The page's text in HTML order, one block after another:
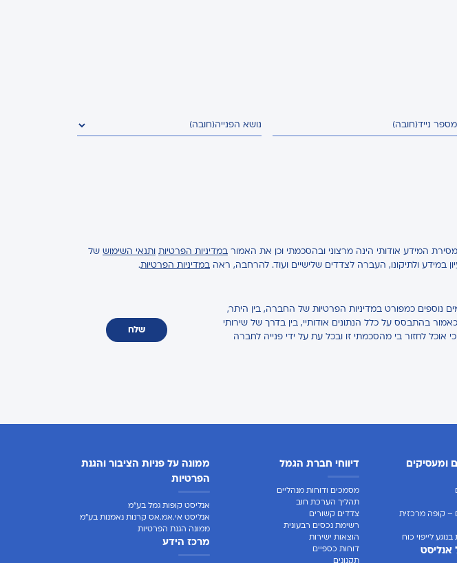
מספר נייד(חובה) נושא הפנייה(חובה)
המידע אודותי הינה מרצוני ובהסכמתי וכן את האמור במדיניות הפרטיות ותנאי השימוש של
במידע ולתיקונו, העברה לצדדים שלישיים ועוד. להרחבה, ראה במדיניות הפרטיות.
נוספים כמפורט במדיניות הפרטיות של החברה, בין היתר,
בהתבסס על כלל הנתונים אודותיי, בין בדרך של שירותי
אוכל לחזור בי מהסכמתי זו ובכל עת על ידי פנייה לחברה
שלח
ומעסיקים
– קופה מרכזית
לייפוי כוח
אנליסט
דיווחי חברת הגמל
מסמכים ודוחות מנהליים
תהליך הערכת חוב
צדדים קשורים
רשימת נכסים רבעונית
הוצאות ישירות
דוחות כספיים
תקנונים
ממונה על פניות הציבור והגנת
הפרטיות
אנליסט קופות גמל בע"מ
אנליסט אי.אמ.אס קרנות נאמנות בע"מ
ממונה הגנת הפרטיות
מרכז הידע